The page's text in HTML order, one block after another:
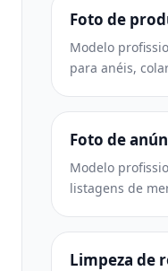
que atendem
eBay.
Foto de
Modelo
para anéis,
preciosas e
o mercado em
Foto de
Modelo
listagens de
apresente
contextos de
Limpeza de